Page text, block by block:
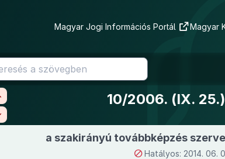
Magyar Jogi Információs Portál Magyar
10/2006. (IX.
a szakirányú továbbképzés
Hatályos: 2014. 06.